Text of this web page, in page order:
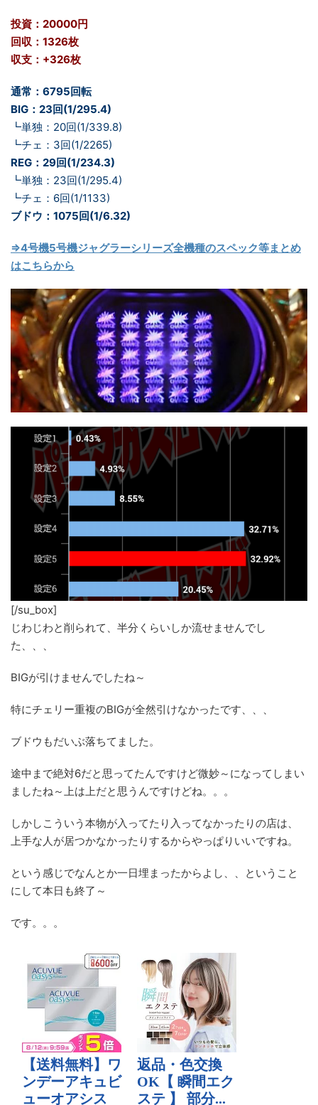
投資：20000円
回収：1326枚
収支：+326枚
通常：6795回転
BIG：23回(1/295.4)
┗単独：20回(1/339.8)
┗チェ：3回(1/2265)
REG：29回(1/234.3)
┗単独：23回(1/295.4)
┗チェ：6回(1/1133)
ブドウ：1075回(1/6.32)
⇒4号機5号機ジャグラーシリーズ全機種のスペック等まとめ
はこちらから
[/su_box]
じわじわと削られて、半分くらいしか流せませんでし
た、、、
BIGが引けませんでしたね～
特にチェリー重複のBIGが全然引けなかったです、、、
ブドウもだいぶ落ちてました。
途中まで絶対6だと思ってたんですけど微妙～になってしまい
ましたね～上は上だと思うんですけどね。。。
しかしこういう本物が入ってたり入ってなかったりの店は、
上手な人が居つかなかったりするからやっぱりいいですね。
という感じでなんとか一日埋まったからよし、、ということ
にして本日も終了～
です。。。